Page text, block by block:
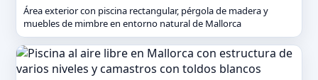
Área exterior con piscina rectangular, pérgola de madera y
muebles de mimbre en entorno natural de Mallorca